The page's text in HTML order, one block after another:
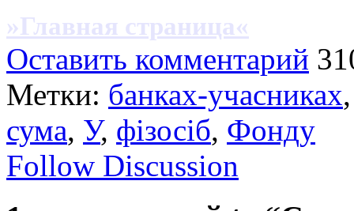
»Главная страница«
Оставить комментарий
Метки: банках-учасниках
сума, У, фізосіб, Фонду
Follow Discussion